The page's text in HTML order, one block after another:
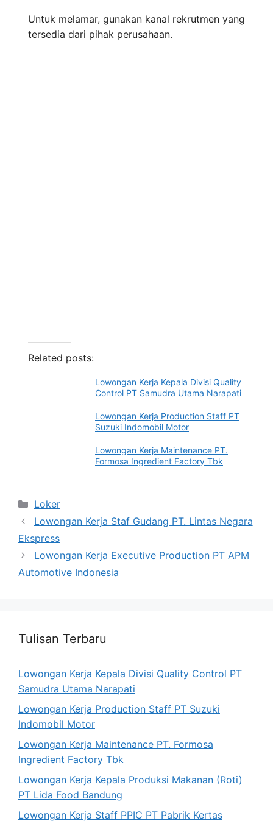
Untuk melamar, gunakan kanal rekrutmen yang
tersedia dari pihak perusahaan.
Related posts:
Lowongan Kerja Kepala Divisi Quality
Control PT Samudra Utama Narapati
Lowongan Kerja Production Staff PT
Suzuki Indomobil Motor
Lowongan Kerja Maintenance PT.
Formosa Ingredient Factory Tbk
Categories
Loker
Lowongan Kerja Staf Gudang PT. Lintas Negara
Ekspress
Lowongan Kerja Executive Production PT APM
Automotive Indonesia
Tulisan Terbaru
Lowongan Kerja Kepala Divisi Quality Control PT
Samudra Utama Narapati
Lowongan Kerja Production Staff PT Suzuki
Indomobil Motor
Lowongan Kerja Maintenance PT. Formosa
Ingredient Factory Tbk
Lowongan Kerja Kepala Produksi Makanan (Roti)
PT Lida Food Bandung
Lowongan Kerja Staff PPIC PT Pabrik Kertas